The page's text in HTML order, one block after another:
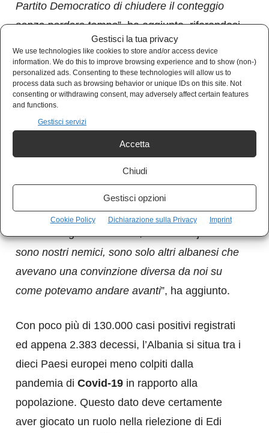
Gestisci la tua privacy
We use technologies like cookies to store and/or access device
information. We do this to improve browsing experience and to show (non-)
personalized ads. Consenting to these technologies will allow us to
process data such as browsing behavior or unique IDs on this site. Not
consenting or withdrawing consent, may adversely affect certain features
and functions.
Gestisci servizi
Accetta
Chiudi
Gestisci opzioni
Cookie Policy Dichiarazione sulla Privacy Imprint
Partito Democratico di chiudere il conteggio
senza perdere tempo”, ha aggiunto, riferendosi
alle dichiarazioni dell’opposizione, che aveva
dichiarato la vittoria appena terminate le
operazioni di voto.
Per coloro che non hanno votato per noi, vi
allo stesso modo, con rispetto e saremo lì per
ogni esigenza della comunità,
indipendentemente dalle vostre convinzioni e
dal vostro voto”, ha detto invece il leader del
PS nella regione di Tirana, Erion Veliaj. “Non
sono nostri nemici, sono solo altri albanesi che
avevano una convinzione diversa da noi su
come potevamo andare avanti”, ha aggiunto.
Con poco più di 130.000 casi positivi registrati
ed appena 2.383 decessi, l’Albania si situa tra i
dieci Paesi europei meno colpiti dalla
pandemia di Covid-19 in rapporto alla
popolazione. Questo dato deve certamente
aver giocato un ruolo nella rielezione di Edi